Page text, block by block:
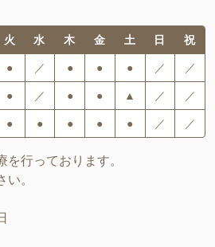
火 水 木 金 土 日 祝
● ／ ● ● ● ／ ／
● ／ ● ● ▲ ／ ／
● ● ● ● ● ／ ／
行っております。
い。